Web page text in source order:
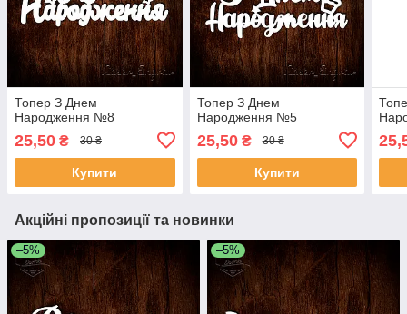
Топер З Днем
Народження №8
25,50 ₴ 30 ₴
Купити
Топер З Днем
Народження №5
25,50₴ 30 ₴
Купити
Акційні пропозиції та новинки
–5% –5%